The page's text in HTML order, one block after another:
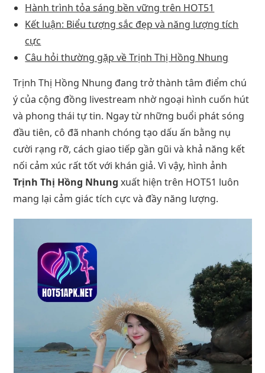
Hành trình tỏa sáng bền vững trên HOT51
Kết luận: Biểu tượng sắc đẹp và năng lượng tích
cực
Câu hỏi thường gặp về Trịnh Thị Hồng Nhung
Trịnh Thị Hồng Nhung đang trở thành tâm điểm chú
ý của cộng đồng livestream nhờ ngoại hình cuốn hút
và phong thái tự tin. Ngay từ những buổi phát sóng
đầu tiên, cô đã nhanh chóng tạo dấu ấn bằng nụ
cười rạng rỡ, cách giao tiếp gần gũi và khả năng kết
nối cảm xúc rất tốt với khán giả. Vì vậy, hình ảnh
Trịnh Thị Hồng Nhung xuất hiện trên HOT51 luôn
mang lại cảm giác tích cực và đầy năng lượng.